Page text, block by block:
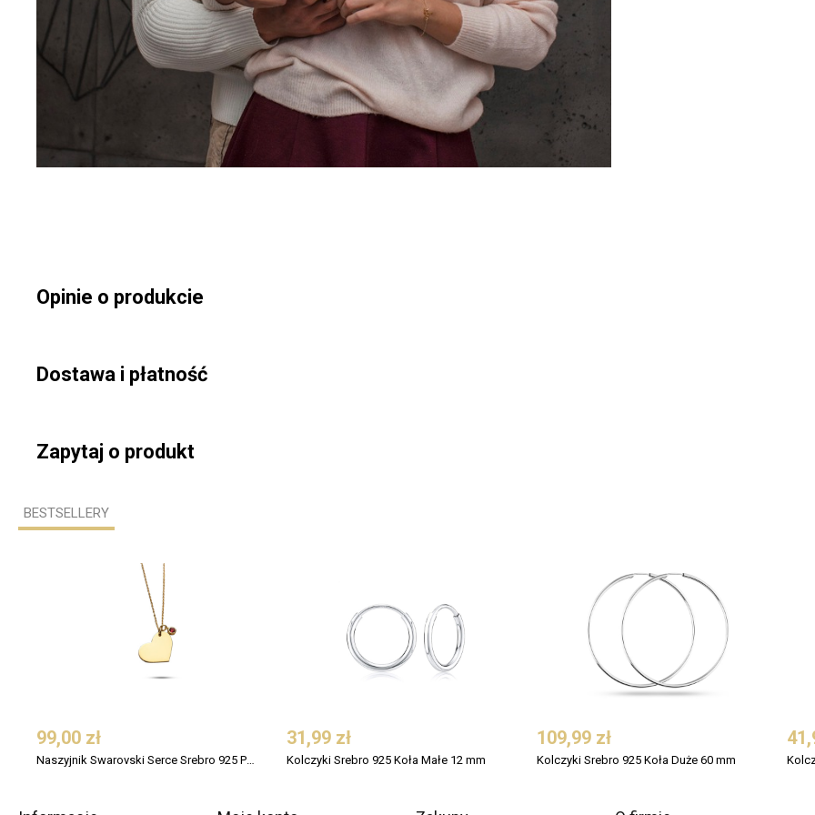
Opinie o produkcie
Dostawa i płatność
Zapytaj o produkt
BESTSELLERY
99,00 zł
Naszyjnik Swarovski Serce Srebro 925 Pozłacany
31,99 zł
Kolczyki Srebro 925 Koła Małe 12 mm
109,99 zł
Kolczyki Srebro 925 Koła Duże 60 mm